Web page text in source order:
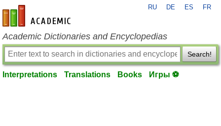
en-academic.com
RU DE ES FR
Academic Dictionaries and Encyclopedias
Search!
Interpretations Translations Books Игры ⚽